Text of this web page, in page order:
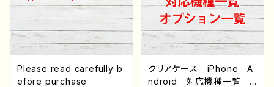
イラストレーター 絵師
クリエイター オリジナル
デザイン グッズ タイト
ル：ドリンクバーむらさき
作：たくちゃむ
Please read carefully b
efore purchase
クリアケース iPhone A
ndroid 対応機種一覧